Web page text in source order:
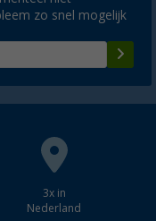
zo snel mogelijk
3x in
Nederland